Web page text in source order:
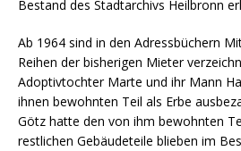
Bestand des Stadtarchivs Heilbronn
Ab 1964 sind in den Adressbüchern
Reihen der bisherigen Mieter
Adoptivtochter Marte und ihr Mann
ihnen bewohnten Teil als Erbe
Götz hatte den von ihm bewohnten
restlichen Gebäudeteile blieben im